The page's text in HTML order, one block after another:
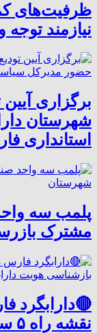
ظرفیت‌های
نیازمند
برگزاری
شهرستان
استانداری
پلمب سه
مشترک
🔴دارابگرد